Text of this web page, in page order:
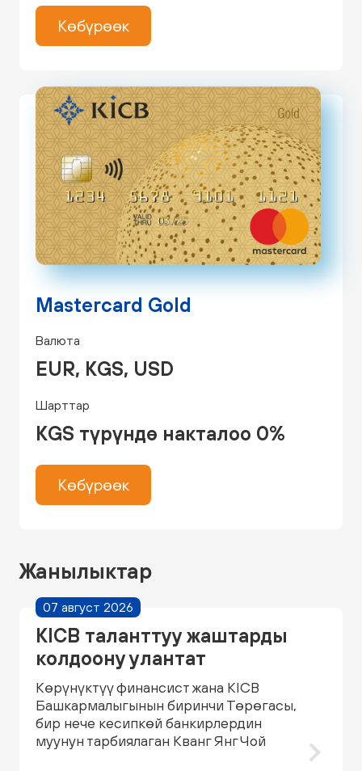
Көбүрөөк
Mastercard Gold
Валюта
EUR, KGS, USD
Шарттар
KGS түрүндө накталоо 0%
Көбүрөөк
Жанылыктар
07 август 2026
KICB таланттуу жаштарды
колдоону улантат
Көрүнүктүү финансист жана KICB
Башкармалыгынын биринчи Төрөгасы,
бир нече кесипкөй банкирлердин
муунун тарбиялаган Кванг Янг Чой